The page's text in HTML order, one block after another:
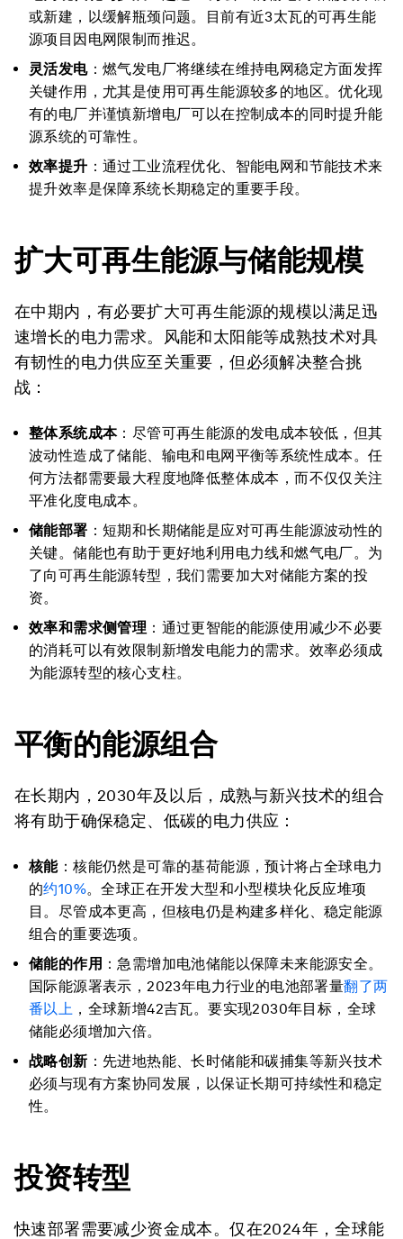
或新建，以缓解瓶颈问题。目前有近3太瓦的可再生能
源项目因电网限制而推迟。
灵活发电：燃气发电厂将继续在维持电网稳定方面发挥
关键作用，尤其是使用可再生能源较多的地区。优化现
有的电厂并谨慎新增电厂可以在控制成本的同时提升能
源系统的可靠性。
效率提升 ：通过工业流程优化、智能电网和节能技术来
提升效率是保障系统长期稳定的重要手段。
扩大可再生能源与储能规模
在中期内，有必要扩大可再生能源的规模以满足迅
速增长的电力需求。风能和太阳能等成熟技术对具
有韧性的电力供应至关重要，但必须解决整合挑
战：
整体系统成本：尽管可再生能源的发电成本较低，但其
波动性造成了储能、输电和电网平衡等系统性成本。任
何方法都需要最大程度地降低整体成本，而不仅仅关注
平准化度电成本。
储能部署 ：短期和长期储能是应对可再生能源波动性的
关键。储能也有助于更好地利用电力线和燃气电厂。为
了向可再生能源转型，我们需要加大对储能方案的投
资。
效率和需求侧管理 ：通过更智能的能源使用减少不必要
的消耗可以有效限制新增发电能力的需求。效率必须成
为能源转型的核心支柱。
平衡的能源组合
在长期内，2030年及以后，成熟与新兴技术的组合
将有助于确保稳定、低碳的电力供应：
核能：核能仍然是可靠的基荷能源，预计将占全球电力
的约10%。全球正在开发大型和小型模块化反应堆项
目。尽管成本更高，但核电仍是构建多样化、稳定能源
组合的重要选项。
储能的作用 ：急需增加电池储能以保障未来能源安全。
国际能源署表示，2023年电力行业的电池部署量翻了两
番以上 ，全球新增42吉瓦。要实现2030年目标，全球
储能必须增加六倍。
战略创新 ：先进地热能、长时储能和碳捕集等新兴技术
必须与现有方案协同发展，以保证长期可持续性和稳定
性。
投资转型
快速部署需要减少资金成本。仅在2024年，全球能